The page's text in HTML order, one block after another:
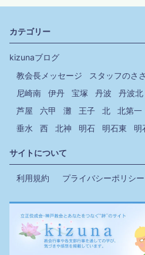
カテゴリー
kizunaブログ
教会長メッセージ
スタッフのさ
尼崎南
伊丹 宝塚 丹波 丹波北
芦屋
六甲 灘 王子 北 北第一
垂水
西 北神 明石 明石東 明
サイトについて
利用規約 プライバシーポリシー